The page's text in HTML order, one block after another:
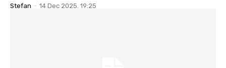
Stefan - 14 Dec 2025. 19:25